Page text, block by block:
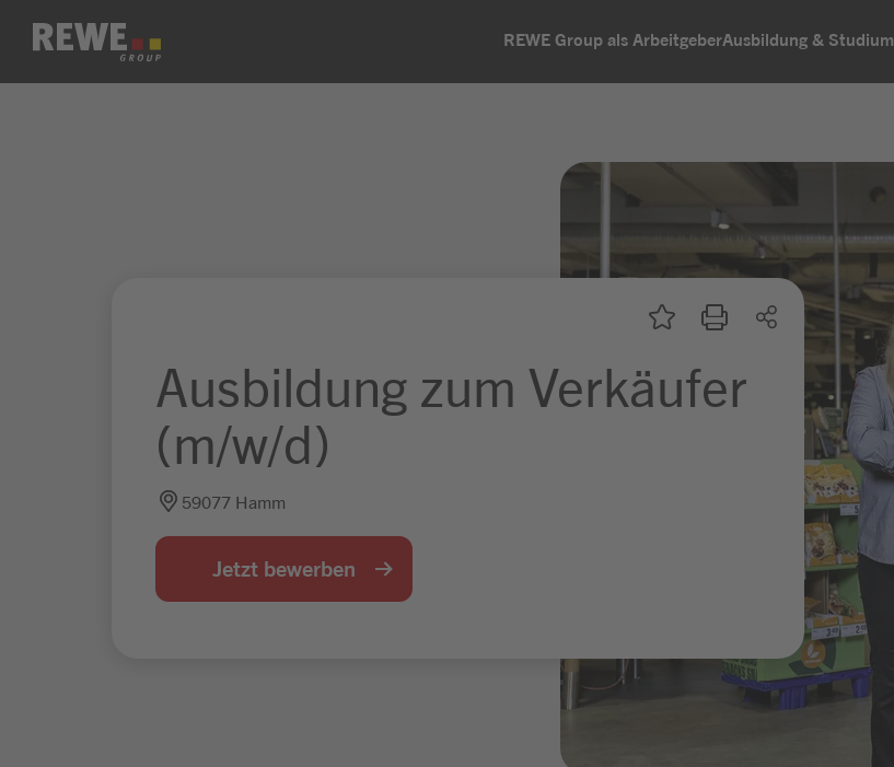
Zum Inhalt springen REWE Group als ArbeitgeberAusbildung & Studium
Ausbildung zum Verkäufer
(m/w/d)
59077 Hamm
Jetzt bewerben